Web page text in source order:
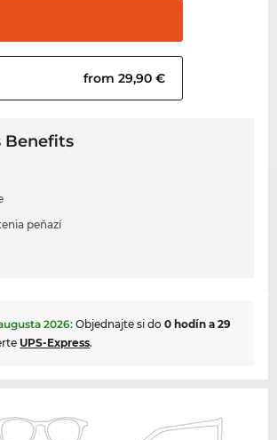
from 29,90 €
Benefits
peňazí
2026: Objednajte si do0 hodín a 29
UPS-Express.